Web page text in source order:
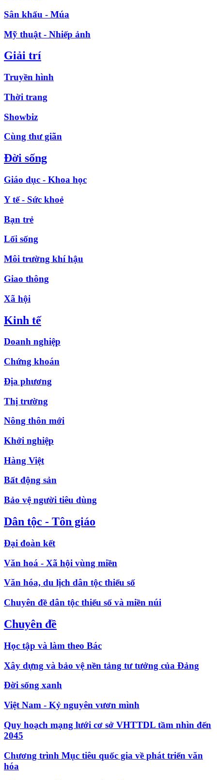
Sân khấu - Múa
Mỹ thuật - Nhiếp ảnh
Giải trí
Truyền hình
Thời trang
Showbiz
Cùng thư giãn
Đời sống
Giáo dục - Khoa học
Y tế - Sức khoẻ
Bạn trẻ
Lối sống
Môi trường khí hậu
Giao thông
Xã hội
Kinh tế
Doanh nghiệp
Chứng khoán
Địa phương
Thị trường
Nông thôn mới
Khởi nghiệp
Hàng Việt
Bất động sản
Bảo vệ người tiêu dùng
Dân tộc - Tôn giáo
Đại đoàn kết
Văn hoá - Xã hội vùng miền
Văn hóa, du lịch dân tộc thiểu số
Chuyên đề dân tộc thiểu số và miền núi
Chuyên đề
Học tập và làm theo Bác
Xây dựng và bảo vệ nền tảng tư tưởng của Đảng
Đời sống xanh
Việt Nam - Kỷ nguyên vươn mình
Quy hoạch mạng lưới cơ sở VHTTDL tầm nhìn đến
2045
Chương trình Mục tiêu quốc gia về phát triển văn
hóa